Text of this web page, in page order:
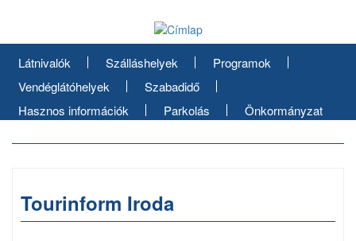
tartalomra
Látnivalók Szálláshelyek
Programok
Vendéglátóhelyek
Szabadidő
Hasznos információk
Parkolás Önkormányzat
Tourinform Iroda